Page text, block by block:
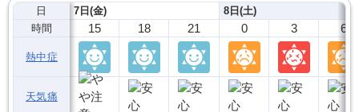
日
時間
熱中症
天気痛
7日(金)
15 18 21
8日(土)
0 3 6